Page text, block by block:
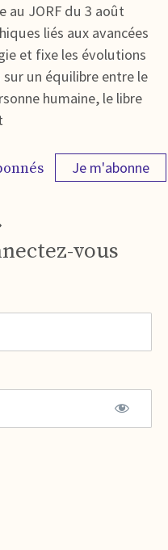
au JORF du 3 août
liés aux avancées
et fixe les évolutions
un équilibre entre le
humaine, le libre
Je m'abonne
vous